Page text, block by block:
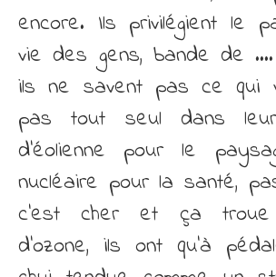
encore. Ils privilégient le
vie des gens, bande de
ils ne savent pas ce qui
pas tout seul dans
d’éolienne pour le
nucléaire pour la santé,
c’est cher et ça
d’ozone, ils ont qu’à